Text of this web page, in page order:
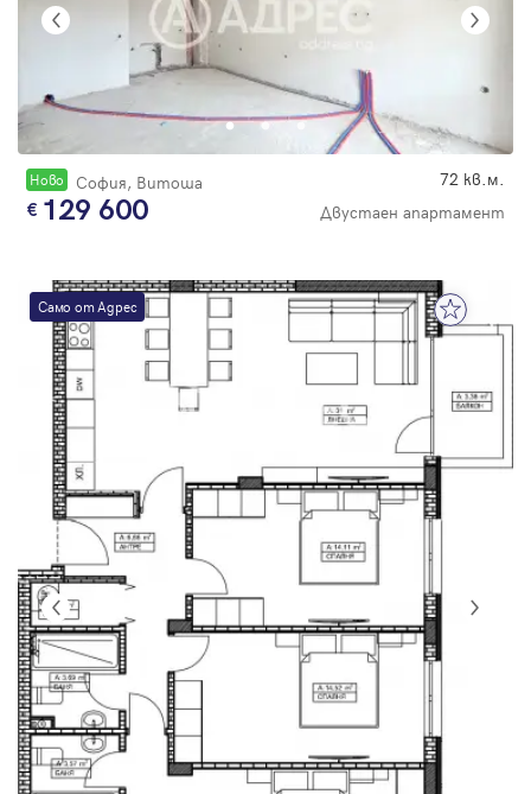
Новo София, Витоша 72 кв.м.
129 600 Двустаен апартамент
Само от Адрес